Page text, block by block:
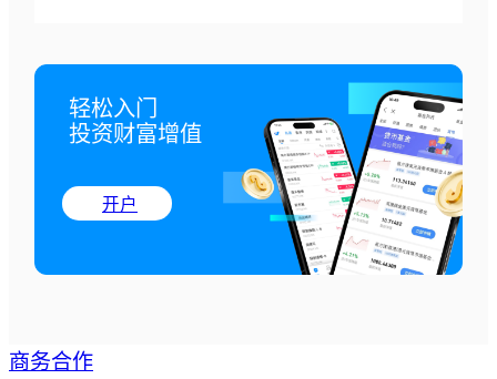
轻松入门
投资财富增值
开户
商务合作